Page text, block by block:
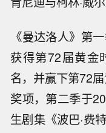
《曼达洛人》第
获得第72届黄金
名，并赢下第72
奖项，第二季于
生剧集《波巴·费